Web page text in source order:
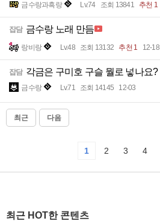
금수랑과흑랑 Lv.74 조회 13841 추천 1
잡담 금수랑 노래 만듬
랑비랑 Lv.48 조회 13132 추천 1 12-18
잡담 각금은 구미호 구슬 뭘로 넣나요?
금수랑 Lv.71 조회 14145 12-03
최근 다음
1 2 3 4
최근 HOT한 콘텐츠